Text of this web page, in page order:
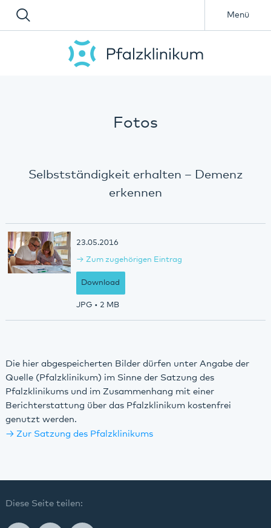
Menü
Fotos
Selbstständigkeit erhalten – Demenz
erkennen
23.05.2016
Zum zugehörigen Eintrag
Download
JPG • 2 MB
Die hier abgespeicherten Bilder dürfen unter Angabe der
Quelle (Pfalzklinikum) im Sinne der Satzung des
Pfalzklinikums und im Zusammenhang mit einer
Berichterstattung über das Pfalzklinikum kostenfrei
genutzt werden.
Zur Satzung des Pfalzklinikums
Diese Seite teilen: